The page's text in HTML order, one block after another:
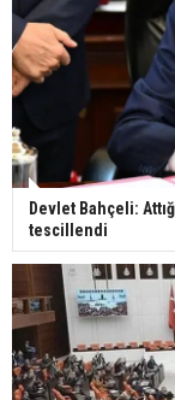
Devlet Bahçeli:
tescillendi